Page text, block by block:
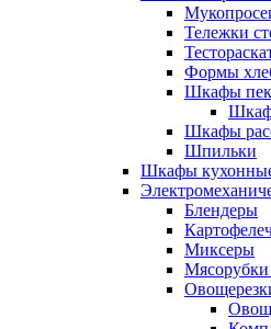
Тележки
Формы
Шкафы
Шкафы
Шпильки
Шкафы
Блендеры
Миксеры